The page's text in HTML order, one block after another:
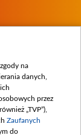
na
danych,
przez
„TVP”),
Zaufanych
do